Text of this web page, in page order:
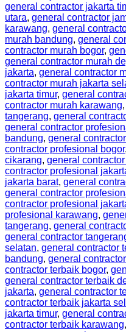
general contractor jakarta
utara, general contractor
karawang, general
murah bandung, general
contractor murah bogor,
general contractor murah
jakarta, general contractor
contractor murah jakarta
jakarta timur, general
contractor murah karawang,
tangerang, general
general contractor
bandung, general
contractor profesional bogor,
cikarang, general
contractor profesional
jakarta barat, general
general contractor
contractor profesional
profesional karawang,
tangerang, general
general contractor
selatan, general contractor
bandung, general
contractor terbaik bogor,
general contractor terbaik
jakarta, general contractor
contractor terbaik jakarta
jakarta timur, general
contractor terbaik karawang,